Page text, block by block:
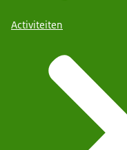
Activiteiten